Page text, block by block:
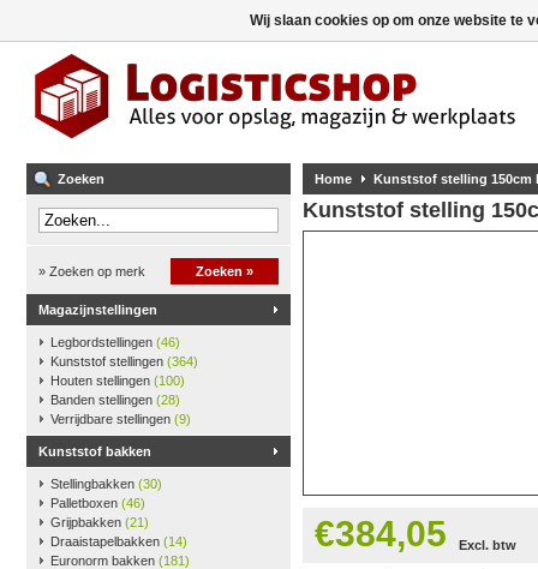
Zoeken
» Zoeken op merk Zoeken »
Magazijnstellingen
Legbordstellingen (46)
Kunststof stellingen (364)
Houten stellingen (100)
Banden stellingen (28)
Verrijdbare stellingen (9)
Kunststof bakken
Stellingbakken (30)
Palletboxen (46)
Grijpbakken (21)
Draaistapelbakken (14)
Euronorm bakken (181)
Home Kunststof stelling 150cm
Kunststof stelling
€384,05 Excl. btw
Wij slaan cookies op om onze website te